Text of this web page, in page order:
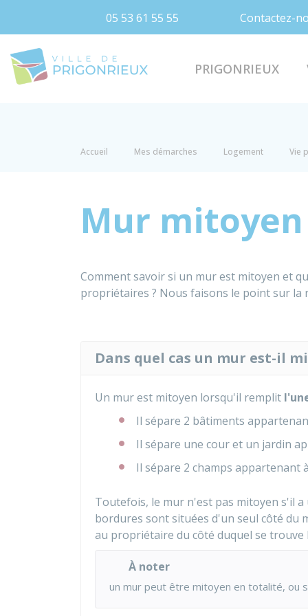
05 53 61 55 55 Contactez-
PRIGONRIEUX
Accueil Mes démarches Logement Vie
Mur mitoyen
Comment savoir si un mur est mitoyen et
propriétaires ? Nous faisons le point sur la
Dans quel cas un mur est-il
Un mur est mitoyen lorsqu'il remplit
Il sépare 2 bâtiments
Il sépare une cour et un jardin
Il sépare 2 champs
Toutefois, le mur n'est pas mitoyen s'il
bordures sont situées d'un seul côté du
au propriétaire du côté duquel se
À noter
un mur peut être mitoyen en totalité, ou